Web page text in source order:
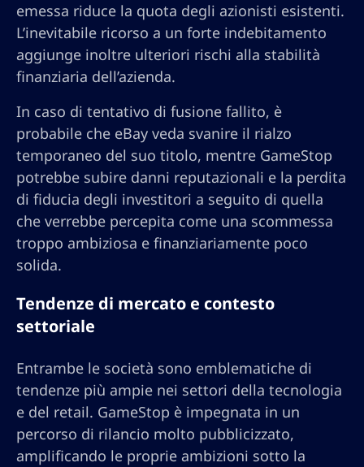
emessa riduce la quota degli azionisti esistenti.
L’inevitabile ricorso a un forte indebitamento
aggiunge inoltre ulteriori rischi alla stabilità
finanziaria dell’azienda.
In caso di tentativo di fusione fallito, è
probabile che eBay veda svanire il rialzo
temporaneo del suo titolo, mentre GameStop
potrebbe subire danni reputazionali e la perdita
di fiducia degli investitori a seguito di quella
che verrebbe percepita come una scommessa
troppo ambiziosa e finanziariamente poco
solida.
Tendenze di mercato e contesto
settoriale
Entrambe le società sono emblematiche di
tendenze più ampie nei settori della tecnologia
e del retail. GameStop è impegnata in un
percorso di rilancio molto pubblicizzato,
amplificando le proprie ambizioni sotto la